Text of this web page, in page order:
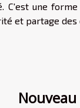
C'est une
et partage des
Nouveau